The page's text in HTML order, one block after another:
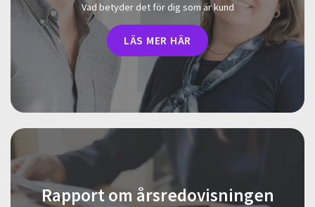
Vad betyder det för dig som är kund
LÄS MER HÄR
Rapport om årsredovisningen